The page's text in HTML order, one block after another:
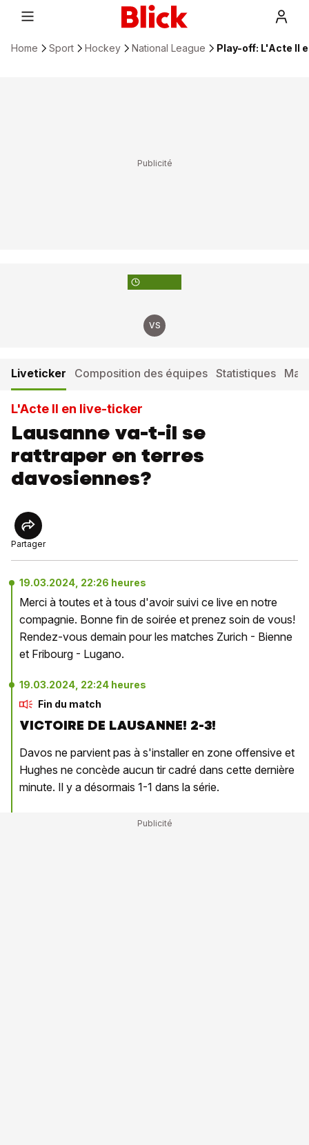
Home Sport Hockey National League Play-off: L'Acte II
VS
Liveticker Composition des équipes Statistiques
L'Acte II en live-ticker
Lausanne va-t-il se
rattraper en terres
davosiennes?
Partager
19.03.2024, 22:26 heures
Merci à toutes et à tous d'avoir suivi ce live en notre
compagnie. Bonne fin de soirée et prenez soin de vous!
Rendez-vous demain pour les matches Zurich - Bienne
et Fribourg - Lugano.
19.03.2024, 22:24 heures
Fin du match
VICTOIRE DE LAUSANNE! 2-3!
Davos ne parvient pas à s'installer en zone offensive et
Hughes ne concède aucun tir cadré dans cette dernière
minute. Il y a désormais 1-1 dans la série.